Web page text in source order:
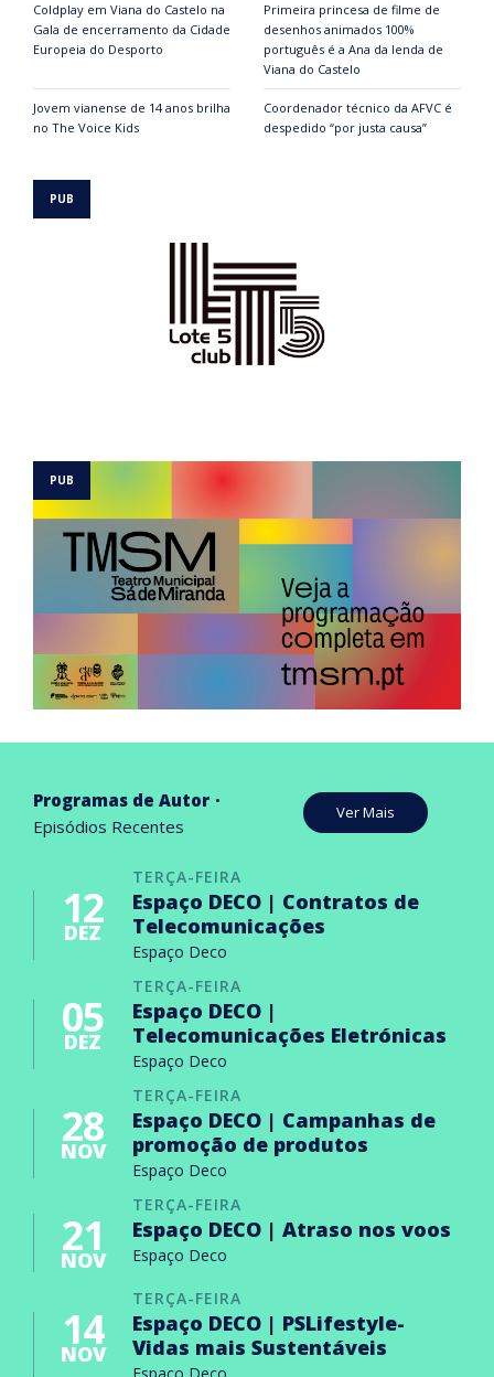
Coldplay em Viana do Castelo na
Gala de encerramento da Cidade
Europeia do Desporto
Primeira princesa de filme de
desenhos animados 100%
português é a Ana da lenda de
Viana do Castelo
Jovem vianense de 14 anos brilha
no The Voice Kids
Coordenador técnico da AFVC é
despedido “por justa causa”
Programas de Autor
Episódios Recentes
Ver Mais
TERÇA-FEIRA
12
DEZ
Espaço DECO | Contratos de
Telecomunicações
Espaço Deco
TERÇA-FEIRA
05
DEZ
Espaço DECO |
Telecomunicações Eletrónicas
Espaço Deco
TERÇA-FEIRA
28
NOV
Espaço DECO | Campanhas de
promoção de produtos
Espaço Deco
TERÇA-FEIRA
21
NOV
Espaço DECO | Atraso nos voos
Espaço Deco
TERÇA-FEIRA
14
NOV
Espaço DECO | PSLifestyle-
Vidas mais Sustentáveis